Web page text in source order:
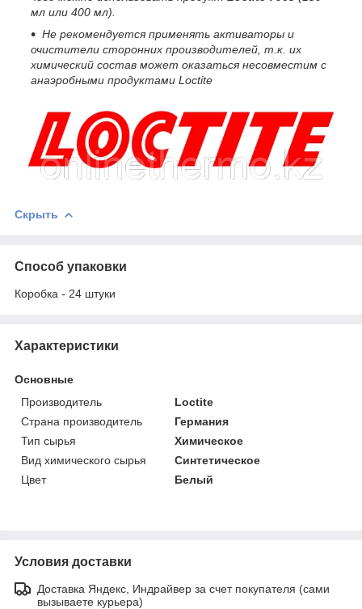
мл или 400 мл).
Не рекомендуется применять активаторы и
очистители сторонних производителей, т.к. их
химический состав может оказаться несовместим с
анаэробными продуктами Loctite
Скрыть
Способ упаковки
Коробка - 24 штуки
Характеристики
Основные
Производитель
Loctite
Страна производитель
Германия
Тип сырья
Химическое
Вид химического сырья
Синтетическое
Цвет
Белый
Условия доставки
Доставка Яндекс, Индрайвер за счет покупателя (сами
вызываете курьера)